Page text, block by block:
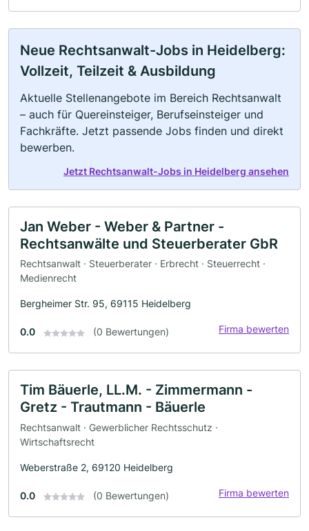
Neue Rechtsanwalt-Jobs in Heidelberg:
Vollzeit, Teilzeit & Ausbildung
Aktuelle Stellenangebote im Bereich Rechtsanwalt
– auch für Quereinsteiger, Berufseinsteiger und
Fachkräfte. Jetzt passende Jobs finden und direkt
bewerben.
Jetzt Rechtsanwalt-Jobs in Heidelberg ansehen
Jan Weber - Weber & Partner -
Rechtsanwälte und Steuerberater GbR
Rechtsanwalt · Steuerberater · Erbrecht · Steuerrecht ·
Medienrecht
Bergheimer Str. 95, 69115 Heidelberg
0.0 (0 Bewertungen) Firma bewerten
Tim Bäuerle, LL.M. - Zimmermann -
Gretz - Trautmann - Bäuerle
Rechtsanwalt · Gewerblicher Rechtsschutz ·
Wirtschaftsrecht
Weberstraße 2, 69120 Heidelberg
0.0 (0 Bewertungen) Firma bewerten